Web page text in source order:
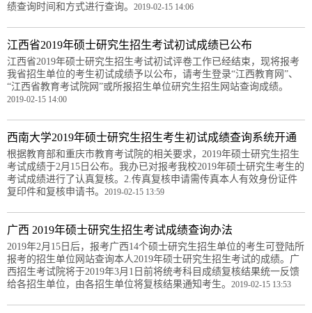
绩查询时间和方式进行查询。 2019-02-15 14:06
江西省2019年硕士研究生招生考试初试成绩已公布
江西省2019年硕士研究生招生考试初试评卷工作已经结束，现将报考
我省招生单位的考生初试成绩予以公布，请考生登录“江西教育网”、
“江西省教育考试院网”或所报招生单位研究生招生网站查询成绩。
2019-02-15 14:00
西南大学2019年硕士研究生招生考生初试成绩查询系统开通
根据教育部和重庆市教育考试院的相关要求，2019年硕士研究生招生
考试成绩于2月15日公布。我办已对报考我校2019年硕士研究生考生的
考试成绩进行了认真复核。2.传真复核申请需传真本人有效身份证件
复印件和复核申请书。 2019-02-15 13:59
广西 2019年硕士研究生招生考试成绩查询办法
2019年2月15日后，报考广西14个硕士研究生招生单位的考生可登陆所
报考的招生单位网站查询本人2019年硕士研究生招生考试的成绩。广
西招生考试院将于2019年3月1日前将统考科目成绩复核结果统一反馈
给各招生单位，由各招生单位将复核结果通知考生。 2019-02-15 13:53